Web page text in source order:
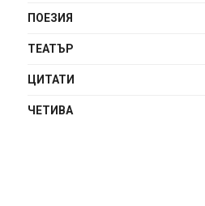
ПОЕЗИЯ
ТЕАТЪР
ЦИТАТИ
ЧЕТИВА